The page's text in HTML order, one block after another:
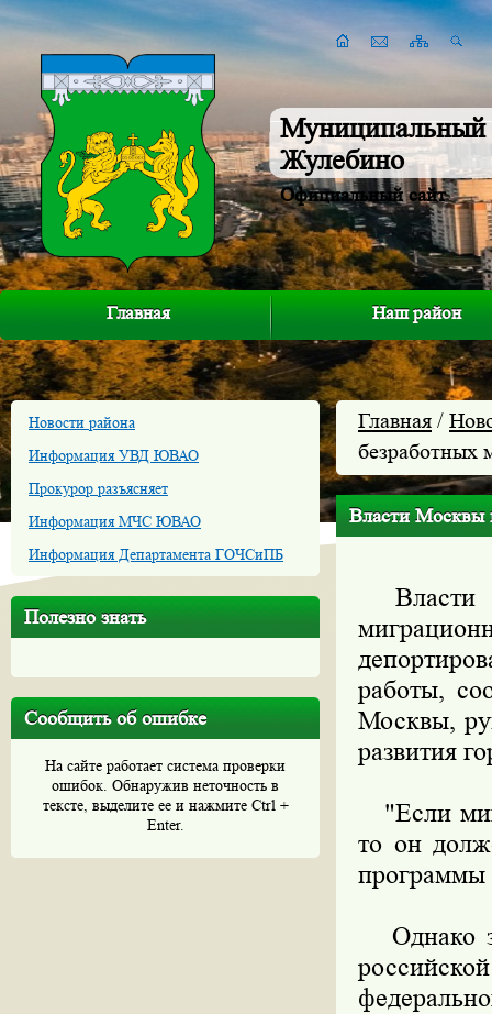
Муниципальный
Жулебино
Официальный сайт
Главная Наш район
Новости района
Информация УВД ЮВАО
Прокурор разъясняет
Информация МЧС ЮВАО
Информация Департамента ГОЧСиПБ
Полезно знать
Сообщить об ошибке
На сайте работает система проверки
ошибок. Обнаружив неточность в
тексте, выделите ее и нажмите Ctrl +
Enter.
Главная /
безработных
Власти Москвы
Власти
работы,
Москвы,
развития
"Если
то он
программы
Однако